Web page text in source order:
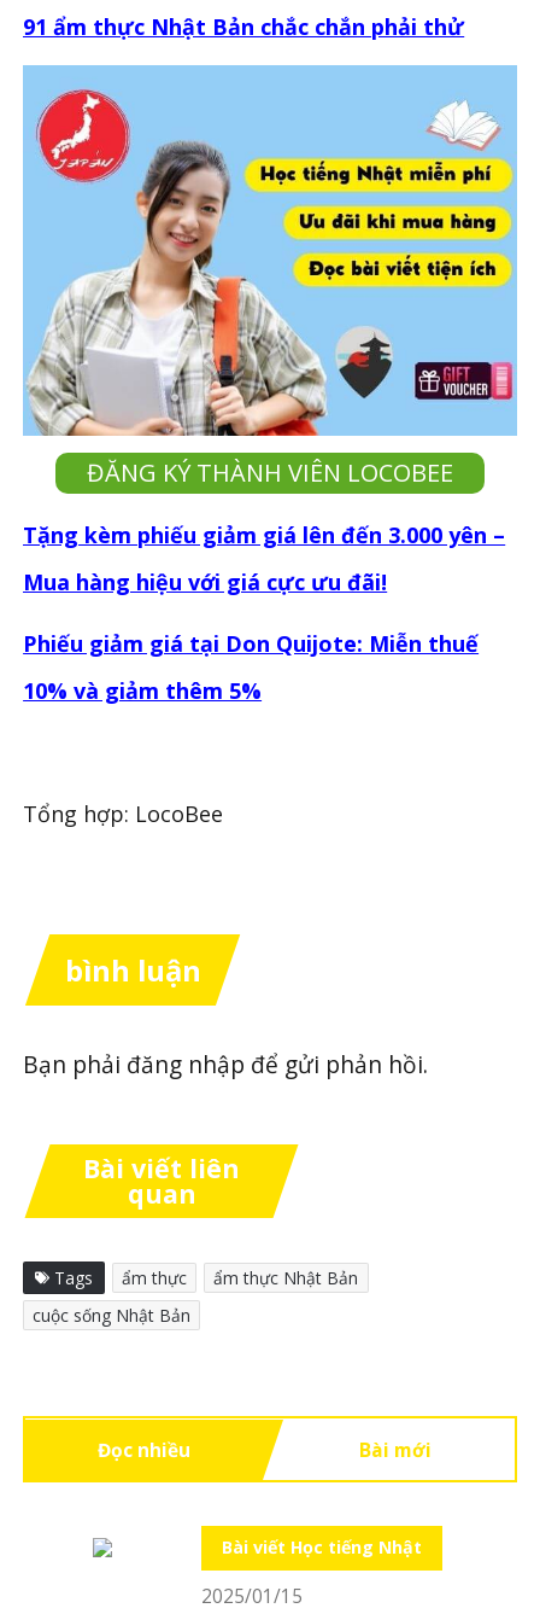
91 ẩm thực Nhật Bản chắc chắn phải thử
ĐĂNG KÝ THÀNH VIÊN LOCOBEE
Tặng kèm phiếu giảm giá lên đến 3.000 yên –
Mua hàng hiệu với giá cực ưu đãi!
Phiếu giảm giá tại Don Quijote: Miễn thuế
10% và giảm thêm 5%
Tổng hợp: LocoBee
bình luận
Bạn phải đăng nhập để gửi phản hồi.
Bài viết liên
quan
Tags ẩm thực
ẩm thực Nhật Bản
cuộc sống Nhật Bản
Đọc nhiều Bài mới
Bài viết Học tiếng Nhật
2025/01/15